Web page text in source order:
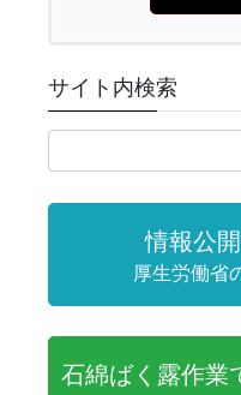
サイト内検索
情報公
厚生労働省
石綿ばく露作業